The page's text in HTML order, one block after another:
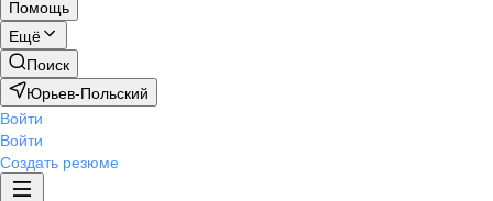
Помощь
Ещё
Поиск
Юрьев-Польский
Войти
Войти
Создать резюме